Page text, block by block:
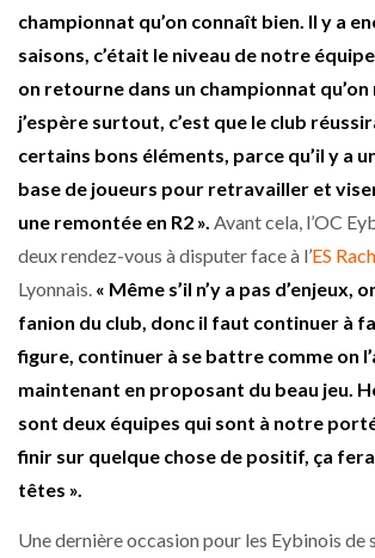
championnat qu’on connaît bien. Il y a
saisons, c’était le niveau de notre
on retourne dans un championnat
j’espère surtout, c’est que le club
certains bons éléments, parce qu’il y a
base de joueurs pour retravailler et
une remontée en R2 ». Avant cela, l’OC
deux rendez-vous à disputer face à l’ES
Lyonnais. « Même s’il n’y a pas d’enjeux,
fanion du club, donc il faut continuer à
figure, continuer à se battre comme on
maintenant en proposant du beau jeu.
sont deux équipes qui sont à notre
finir sur quelque chose de positif, ça
têtes ».
Une dernière occasion pour les Eybinois de